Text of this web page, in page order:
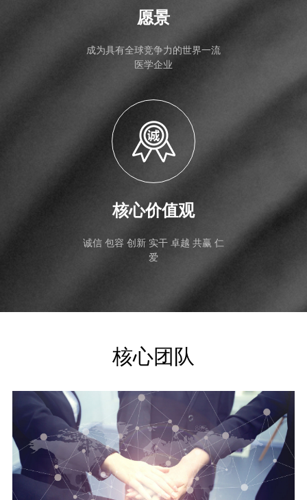
愿景
成为具有全球竞争力的世界一流
医学企业
核心价值观
诚信 包容 创新 实干 卓越 共赢 仁
爱
核心团队